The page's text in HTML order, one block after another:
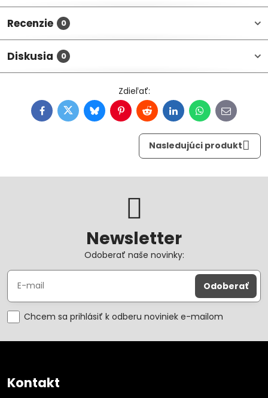
Recenzie 0
Diskusia 0
FacebookTwitterBlueskyPinterestRedditLinkedInWhatsApp
E-
mail
Nasledujúci produkt
Newsletter
Odoberať naše novinky:
Odoberať
Chcem sa prihlásiť k odberu noviniek e-mailom
Kontakt